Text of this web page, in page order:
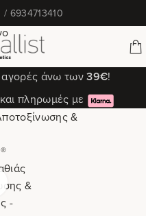
6934713410
άνω των39€!
πληρωμές με